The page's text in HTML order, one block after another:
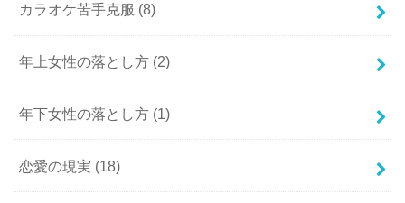
カラオケ苦手克服 (8)
年上女性の落とし方 (2)
年下女性の落とし方 (1)
恋愛の現実 (18)